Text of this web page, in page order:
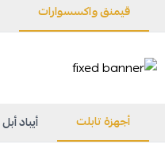
قيمنق واكسسوارات
أجهزة تابلت أيباد أبل